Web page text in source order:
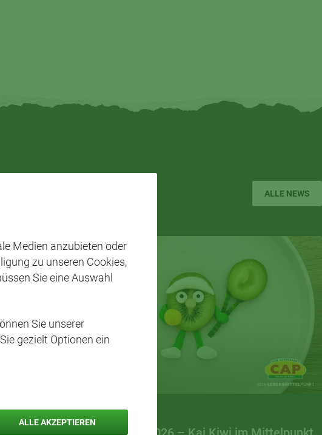
ALLE NEWS
Medien anzubieten oder
zu unseren Cookies,
Sie eine Auswahl
Sie unserer
gezielt Optionen ein
ALLE AKZEPTIEREN